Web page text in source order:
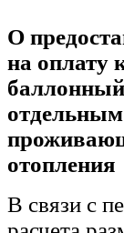
О
на оплату
баллонный
отопления
В связи с